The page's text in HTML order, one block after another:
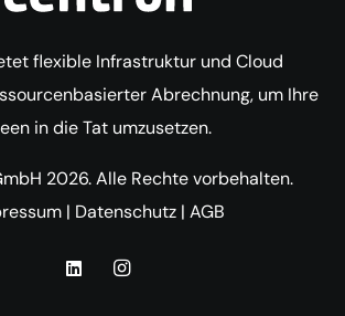
flexible Infrastruktur und Cloud
Abrechnung, um Ihre
in die Tat umzusetzen.
2026. Alle Rechte vorbehalten.
| Datenschutz | AGB